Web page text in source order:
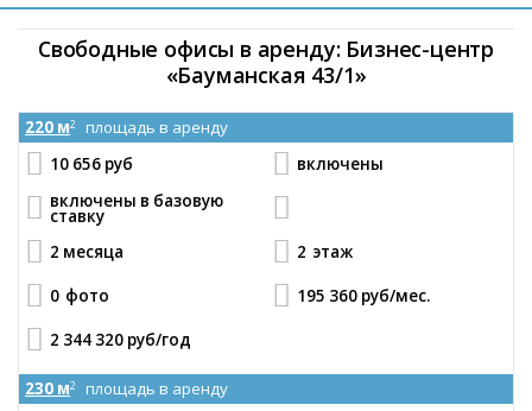
Свободные офисы в аренду: Бизнес-центр
«Бауманская 43/1»
220 м2
площадь в аренду
10 656 руб
включены
включены в базовую
ставку
2 месяца
2 этаж
0 фото 195 360 руб/мес.
2 344 320 руб/год
230 м2
площадь в аренду